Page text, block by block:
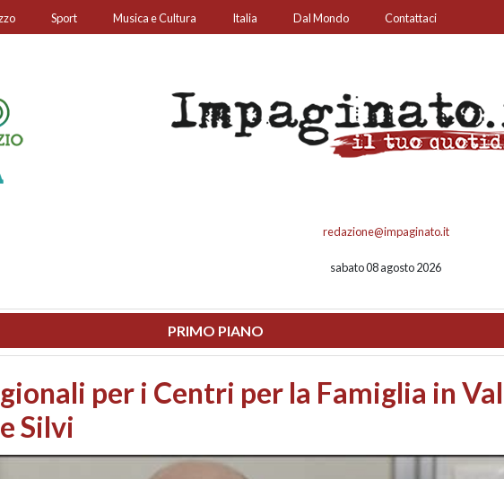
Sport Musica e Cultura Italia Dal Mondo Contattaci
redazione@impaginato.it
sabato 08 agosto 2026
PRIMO PIANO
sequestrato un chiosco sul
contestati abusi edilizi e occupazione